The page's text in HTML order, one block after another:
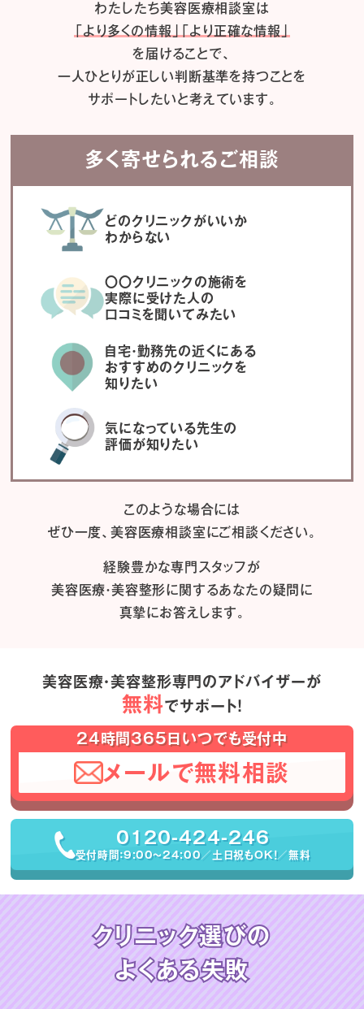
わたしたち美容医療相談室は
「より多くの情報」「より正確な情報」
を届けることで、
一人ひとりが正しい判断基準を持つことを
サポートしたいと考えています。
多く寄せられるご相談
どのクリニックがいいか
わからない
〇〇クリニックの施術を
実際に受けた人の
口コミを聞いてみたい
自宅・勤務先の近くにある
おすすめのクリニックを
知りたい
気になっている先生の
評価が知りたい
このような場合には
ぜひ一度、美容医療相談室にご相談ください。
経験豊かな専門スタッフが
美容医療・美容整形に関するあなたの疑問に
真摯にお答えします。
美容医療・美容整形専門のアドバイザーが
無料でサポート！
24時間365日いつでも受付中
メールで無料相談
0120-424-246
受付時間：9:00〜24:00／土日祝もOK！／無料
クリニック選びの
よくある失敗